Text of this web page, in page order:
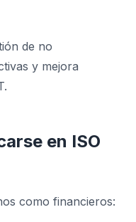
de no
y mejora
en ISO
como financieros: